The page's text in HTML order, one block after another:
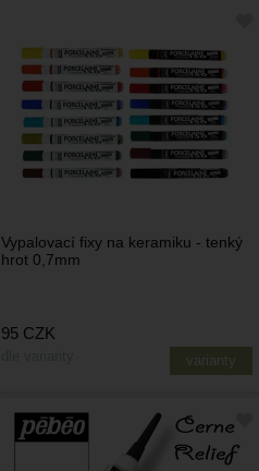
Vypalovací fixy na keramiku - tenký
hrot 0,7mm
varianty
95 CZK